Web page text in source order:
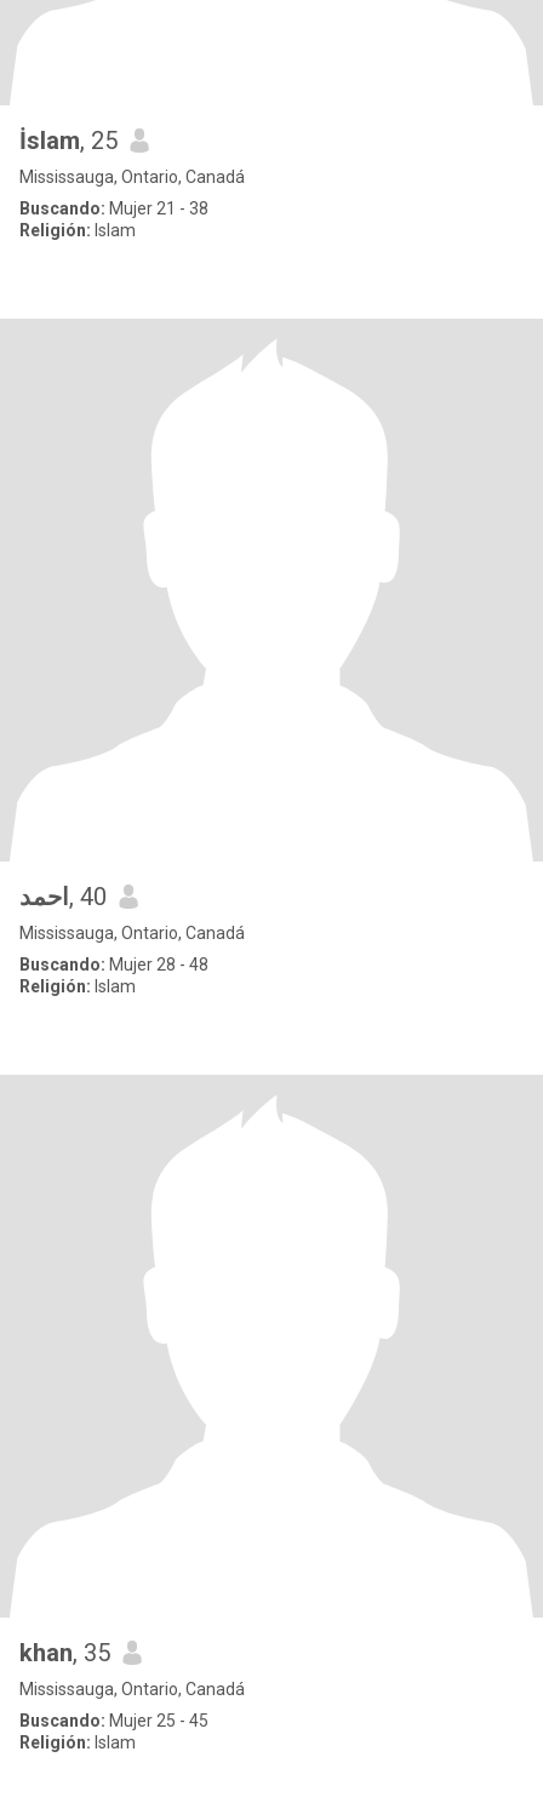
İslam, 25
Mississauga, Ontario, Canadá
Buscando: Mujer 21 - 38
Religión: Islam
احمد , 40
Mississauga, Ontario, Canadá
Buscando: Mujer 28 - 48
Religión: Islam
khan, 35
Mississauga, Ontario, Canadá
Buscando: Mujer 25 - 45
Religión: Islam